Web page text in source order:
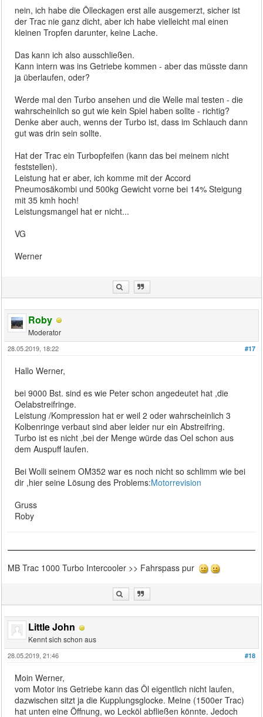
nein, ich habe die Ölleckagen erst alle ausgemerzt, sicher ist
der Trac nie ganz dicht, aber ich habe vielleicht mal einen
kleinen Tropfen darunter, keine Lache.
Das kann ich also ausschließen.
Kann intern was ins Getriebe kommen - aber das müsste dann
ja überlaufen, oder?
Werde mal den Turbo ansehen und die Welle mal testen - die
wahrscheinlich so gut wie kein Spiel haben sollte - richtig?
Denke aber auch, wenns der Turbo ist, dass im Schlauch dann
gut was drin sein sollte.
Hat der Trac ein Turbopfeifen (kann das bei meinem nicht
feststellen).
Leistung hat er aber, ich komme mit der Accord
Pneumosäkombi und 500kg Gewicht vorne bei 14% Steigung
mit 35 kmh hoch!
Leistungsmangel hat er nicht...
VG
Werner
Roby
Moderator
#17
28.05.2019, 18:22
Hallo Werner,
bei 9000 Bst. sind es wie Peter schon angedeutet hat ,die
Oelabstreifringe.
Leistung /Kompression hat er weil 2 oder wahrscheinlich 3
Kolbenringe verbaut sind aber leider nur ein Abstreifring.
Turbo ist es nicht ,bei der Menge würde das Oel schon aus
dem Auspuff laufen.
Bei Wolli seinem OM352 war es noch nicht so schlimm wie bei
dir ,hier seine Lösung des Problems:Motorrevision
Gruss
Roby
MB Trac 1000 Turbo Intercooler >> Fahrspass pur
Little John
Kennt sich schon aus
#18
28.05.2019, 21:46
Moin Werner,
vom Motor ins Getriebe kann das Öl eigentlich nicht laufen,
dazwischen sitzt ja die Kupplungsglocke. Meine (1500er Trac)
hat unten eine Öffnung, wo Lecköl abfließen könnte. Jedoch